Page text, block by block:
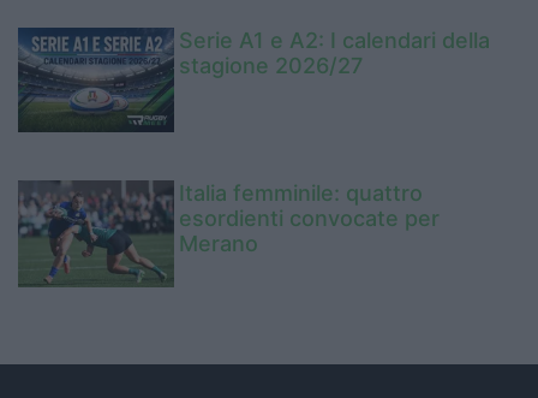
Serie A1 e A2: I calendari della
stagione 2026/27
Italia femminile: quattro
esordienti convocate per
Merano